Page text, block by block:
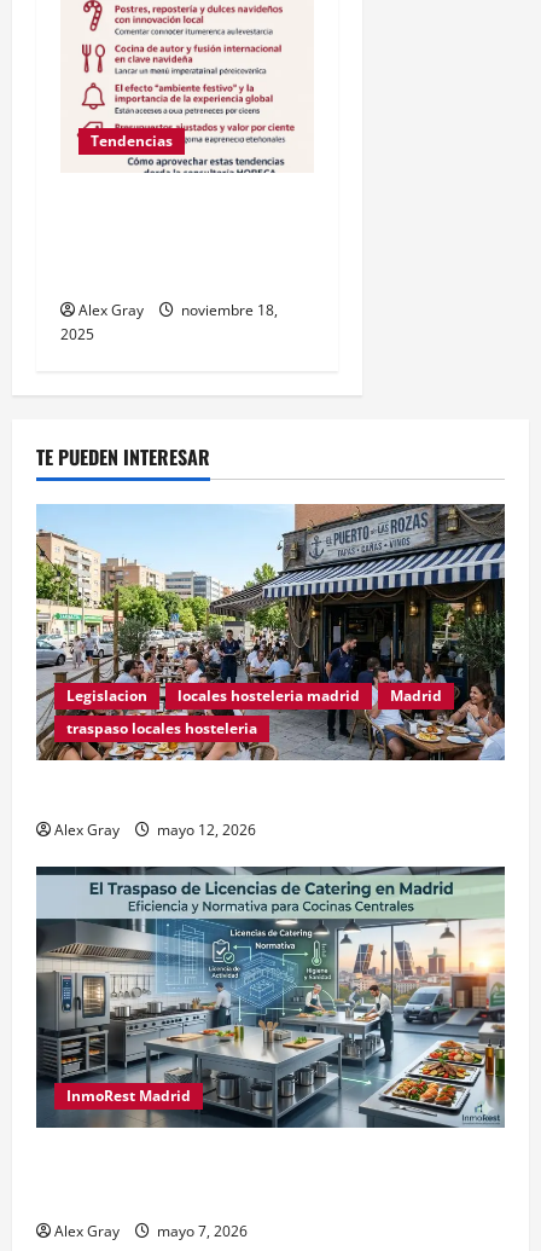
Tendencias
Alex Gray
noviembre 18,
2025
TE PUEDEN INTERESAR
Legislacion locales hosteleria madrid
Madrid
traspaso locales hosteleria
Alex Gray mayo 12, 2026
InmoRest Madrid
Alex Gray mayo 7, 2026